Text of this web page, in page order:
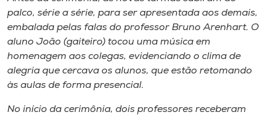
palco, série a série, para ser apresentada aos demais,
embalada pelas falas do professor Bruno Arenhart. O
aluno João (gaiteiro) tocou uma música em
homenagem aos colegas, evidenciando o clima de
alegria que cercava os alunos, que estão retomando
às aulas de forma presencial.
No início da cerimônia, dois professores receberam